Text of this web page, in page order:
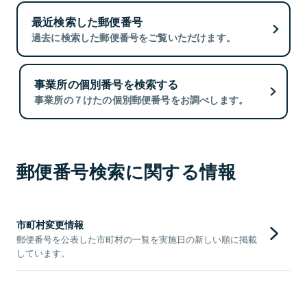
最近検索した郵便番号
過去に検索した郵便番号をご覧いただけます。
事業所の個別番号を検索する
事業所の７けたの個別郵便番号をお調べします。
郵便番号検索に関する情報
市町村変更情報
郵便番号を公表した市町村の一覧を実施日の新しい順に掲載
しています。